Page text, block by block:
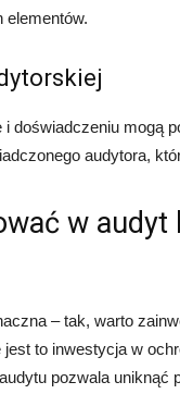
elementów.
doświadczeniu mogą
audytora,
w audyt
– tak, warto
to inwestycja w
pozwala uniknąć